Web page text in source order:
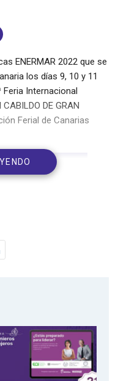
ENERMAR 2022 que se
los días 9, 10 y 11
Internacional
DE GRAN
Ferial de Canarias
aquí